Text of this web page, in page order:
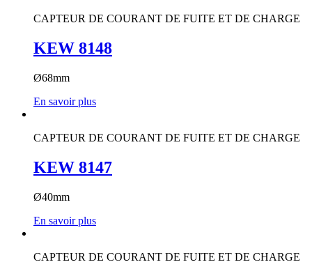
CAPTEUR DE COURANT DE FUITE ET DE CHARGE
KEW 8148
Ø68mm
En savoir plus
CAPTEUR DE COURANT DE FUITE ET DE CHARGE
KEW 8147
Ø40mm
En savoir plus
CAPTEUR DE COURANT DE FUITE ET DE CHARGE